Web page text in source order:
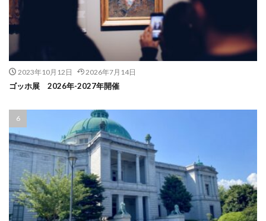
2023年10月12日 2026年7月14日
ゴッホ展 2026年-2027年開催